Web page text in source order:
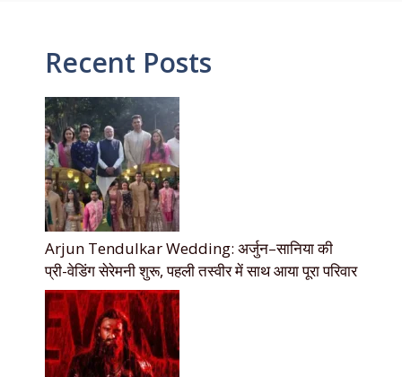
Recent Posts
Arjun Tendulkar Wedding: अर्जुन–सानिया की
प्री-वेडिंग सेरेमनी शुरू, पहली तस्वीर में साथ आया पूरा परिवार